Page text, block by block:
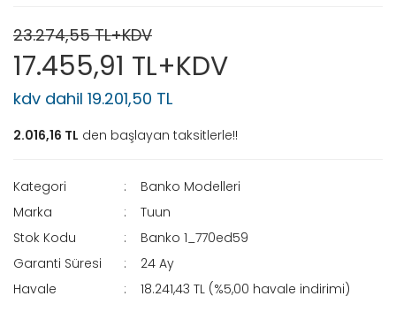
23.274,55 TL+KDV
17.455,91 TL+KDV
kdv dahil 19.201,50 TL
2.016,16 TL den başlayan taksitlerle!!
Kategori
Banko Modelleri
Marka
Tuun
Stok Kodu
Banko 1_770ed59
Garanti Süresi
24 Ay
Havale
18.241,43 TL (%5,00 havale indirimi)